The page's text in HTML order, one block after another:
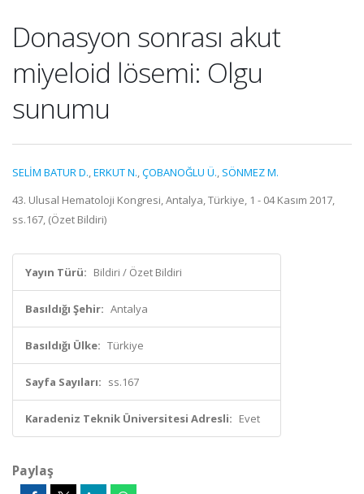
Donasyon sonrası akut
miyeloid lösemi: Olgu
sunumu
SELİM BATUR D.,ERKUT N.,ÇOBANOĞLU Ü., SÖNMEZ M.
43. Ulusal Hematoloji Kongresi, Antalya, Türkiye, 1 - 04 Kasım 2017,
ss.167, (Özet Bildiri)
Yayın Türü: Bildiri / Özet Bildiri
Basıldığı Şehir: Antalya
Basıldığı Ülke: Türkiye
Sayfa Sayıları: ss.167
Karadeniz Teknik Üniversitesi Adresli: Evet
Paylaş